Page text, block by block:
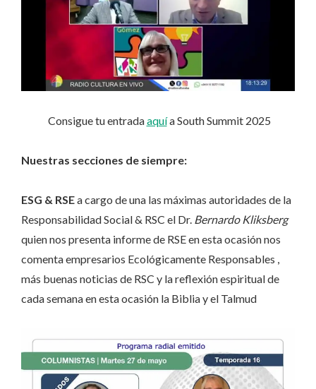
Consigue tu entradaaquía South Summit 2025
Nuestras secciones de siempre:
ESG & RSEa cargo de una las máximas autoridades de la
Responsabilidad Social & RSC el Dr. Bernardo Kliksberg
quien nos presenta informe de RSE en esta ocasión nos
comenta empresarios Ecológicamente Responsables ,
más buenas noticias de RSC y la reflexión espiritual de
cada semana en esta ocasión la Biblia y el Talmud